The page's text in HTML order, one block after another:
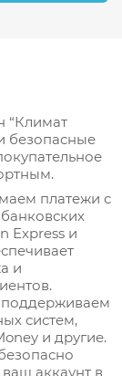
“Климат
безопасные
платежи с
Express и
и
систем,
и другие.
аккаунт в